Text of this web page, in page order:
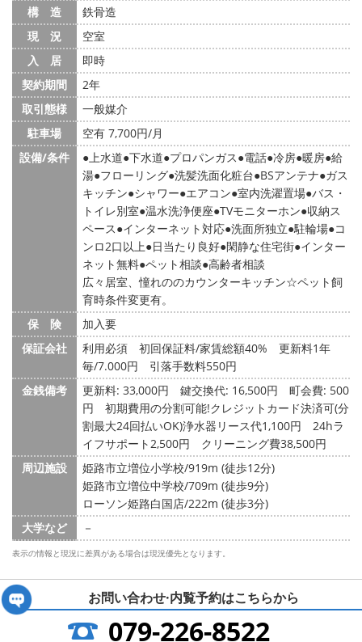
構 造
鉄骨造
現 況
空室
入 居
即時
契約期間
2年
取引態様
一般媒介
駐車場
空有 7,700円/月
設備/条件
上水道 下水道 プロパンガス 電話 冷房 暖房 給
湯 フローリング 洗髪洗面化粧台 BSアンテナ ガス
キッチン シャワー エアコン 室内洗濯置場 バス・
トイレ別室 温水洗浄便座 TVモニターホン 収納ス
ペース インターネット対応 洗面所独立 駐輪場 コ
ンロ2口以上 日当たり良好 閑静な住宅街 インター
ネット無料 ペット相談 高齢者相談
広々居室、憧れののカウンターキッチン☆ペット飼
育時条件変更有。
保 険
加入要
保証会社
利用必須 初回保証料/家賃総額40% 更新料1年
毎/7.000円 引落手数料550円
金銭備考
更新料: 33,000円 鍵交換代: 16,500円
町会費: 500
円
初期費用の分割可能!クレジットカード決済可(分
割最大24回払いOK)浄水器リース代1,100円 24hラ
イフサポート2,500円 クリーニング費38,500円
周辺施設
姫路市立増位小学校/919m (徒歩12分)
姫路市立増位中学校/709m (徒歩9分)
ローソン姫路白国店/222m (徒歩3分)
大学など
－
表示の情報と現況に差異がある場合は現況優先となります。
お問い合わせ·内覧予約はこちらから
079-226-8522